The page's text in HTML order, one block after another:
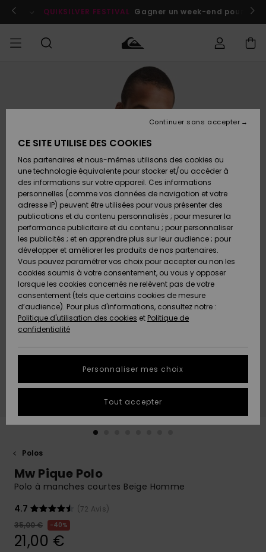
l'information
le
QUIKSILVER FESTIVAL Gagner un week-end pour
Vêtements
Chaussures
& Tongs
Surf
Snow
Nouveautés
A
Découvrir
Vêtements
Chaussures
& Tongs
Surf
Snow
Nouveautés
A
Découvrir
FEMME
A
Découvrir
Snow
SURF
Homme
Surf
Shop
Enfant
Highlights
Communauté
SNOW
Homme
Snow
Shop
Enfant
Snow
Shop
Femme
A
Découvrir
Communauté
OUTLET
Homme
Enfant
Outlet
Femme
AIDE &
CONTACT
commande
Retours
Paiement
Carte
Cadeau
Quiksilver
Freedom
Protection
des
tailles
conversation
plus rapide
à votre
Démarrer
MAGASINS
QUIKSILVER
Polos
Mw Pique Polo
Polo à manches courtes Beige Homme
4.7
(72 Avis)
35,00 €
40%
21,00 €
CE SITE UTILISE DES COOKIES
Nos partenaires et nous-mêmes utilisons des cookies ou
une technologie équivalente pour stocker et/ou accéder à
des informations sur votre appareil. Ces informations
personnelles (comme vos données de navigation et votre
adresse IP) peuvent être utilisées pour vous présenter des
publications et du contenu personnalisés ; pour mesurer la
performance publicitaire et du contenu ; pour personnaliser
les publicités ; et en apprendre plus sur leur audience ; pour
développer et améliorer les produits de nos partenaires.
Vous pouvez paramétrer vos choix pour accepter ou non les
cookies soumis à votre consentement, ou vous y opposer
lorsque les cookies concernés ne relèvent pas de votre
consentement (tels que certains cookies de mesure
d’audience). Pour plus d'informations, consultez notre :
Politique d'utilisation des cookies et Politique de
confidentialité
Personnaliser mes choix
Continuer sans accepter
Tout accepter